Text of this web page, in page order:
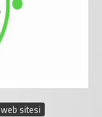
sitesi